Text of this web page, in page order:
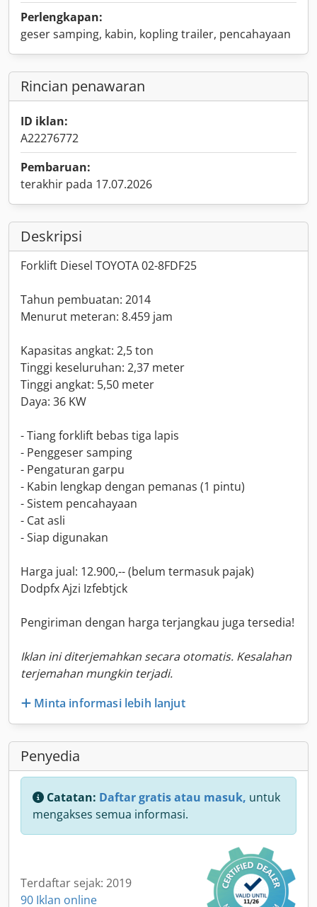
Perlengkapan:
geser samping, kabin, kopling trailer, pencahayaan
Rincian penawaran
ID iklan:
A22276772
Pembaruan:
terakhir pada 17.07.2026
Deskripsi
Forklift Diesel TOYOTA 02-8FDF25
Tahun pembuatan: 2014
Menurut meteran: 8.459 jam
Kapasitas angkat: 2,5 ton
Tinggi keseluruhan: 2,37 meter
Tinggi angkat: 5,50 meter
Daya: 36 KW
- Tiang forklift bebas tiga lapis
- Penggeser samping
- Pengaturan garpu
- Kabin lengkap dengan pemanas (1 pintu)
- Sistem pencahayaan
- Cat asli
- Siap digunakan
Harga jual: 12.900,-- (belum termasuk pajak)
Dodpfx Ajzi Izfebtjck
Pengiriman dengan harga terjangkau juga tersedia!
Iklan ini diterjemahkan secara otomatis. Kesalahan
terjemahan mungkin terjadi.
Minta informasi lebih lanjut
Penyedia
Catatan: Daftar gratis atau masuk, untuk
mengakses semua informasi.
Terdaftar sejak: 2019
90 Iklan online